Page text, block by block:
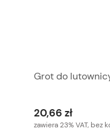
Grot do
20,66 zł
zawiera 23% VAT, bez